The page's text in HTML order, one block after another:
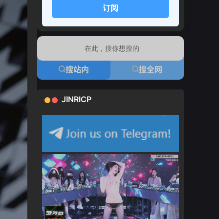
订阅
搜站内 搜全网
JINRICP